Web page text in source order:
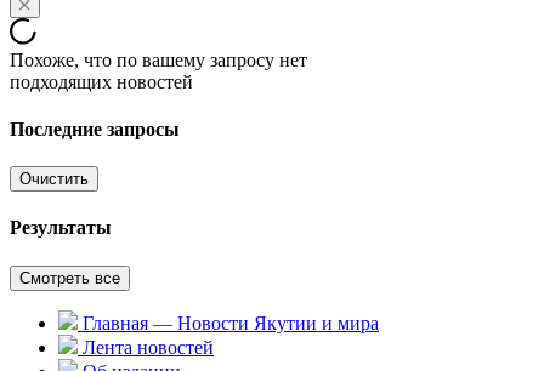
Похоже, что по вашему запросу нет
подходящих новостей
Последние запросы
Очистить
Результаты
Смотреть все
Главная — Новости Якутии и мира
Лента новостей